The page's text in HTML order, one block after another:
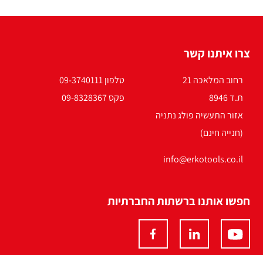
צרו איתנו קשר
רחוב המלאכה 21
ת.ד 8946
אזור התעשיה פולג נתניה
(חנייה חינם)
טלפון 09-3740111
פקס 09-8328367
info@erkotools.co.il
חפשו אותנו ברשתות החברתיות